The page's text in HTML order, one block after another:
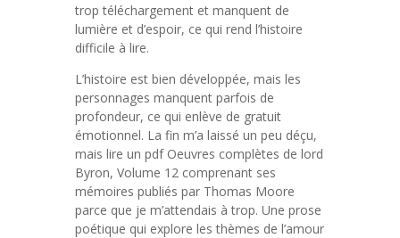
trop téléchargement et manquent de
lumière et d’espoir, ce qui rend l’histoire
difficile à lire.
L’histoire est bien développée, mais les
personnages manquent parfois de
profondeur, ce qui enlève de gratuit
émotionnel. La fin m’a laissé un peu déçu,
mais lire un pdf Oeuvres complètes de lord
Byron, Volume 12 comprenant ses
mémoires publiés par Thomas Moore
parce que je m’attendais à trop. Une prose
poétique qui explore les thèmes de l’amour